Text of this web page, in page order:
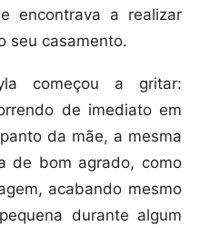
encontrava a realizar
seu casamento.
começou a gritar:
de imediato em
da mãe, a mesma
de bom agrado, como
acabando mesmo
durante algum